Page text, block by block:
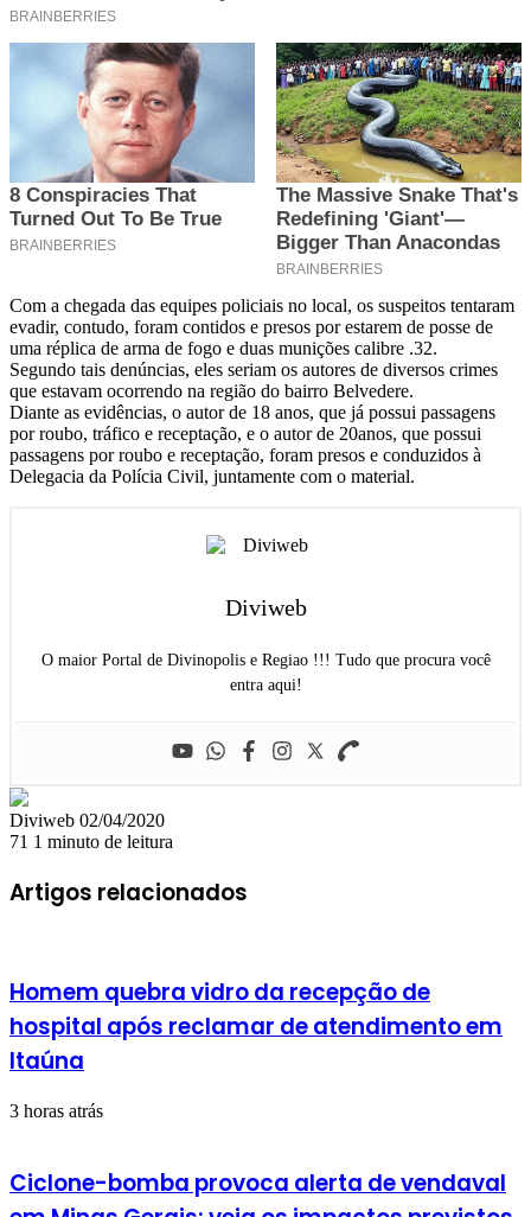
Com a chegada das equipes policiais no local, os suspeitos tentaram
evadir, contudo, foram contidos e presos por estarem de posse de
uma réplica de arma de fogo e duas munições calibre .32.
Segundo tais denúncias, eles seriam os autores de diversos crimes
que estavam ocorrendo na região do bairro Belvedere.
Diante as evidências, o autor de 18 anos, que já possui passagens
por roubo, tráfico e receptação, e o autor de 20anos, que possui
passagens por roubo e receptação, foram presos e conduzidos à
Delegacia da Polícia Civil, juntamente com o material.
Diviweb
O maior Portal de Divinopolis e Regiao !!! Tudo que procura você
entra aqui!
Diviweb Mande
um
mail
02/04/2020
71 1 minuto de leitura
Artigos relacionados
Homem quebra vidro da recepção de
hospital após reclamar de atendimento em
Itaúna
3 horas atrás
Ciclone-bomba provoca alerta de vendaval